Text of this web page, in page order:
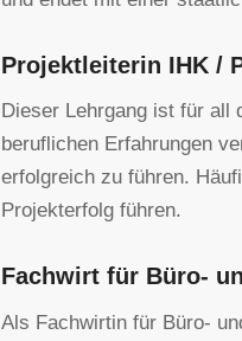
Projektleiterin IHK /
Dieser Lehrgang ist für all
beruflichen Erfahrungen
erfolgreich zu führen.
Projekterfolg führen.
Fachwirt für Büro-
Als Fachwirtin für Büro-